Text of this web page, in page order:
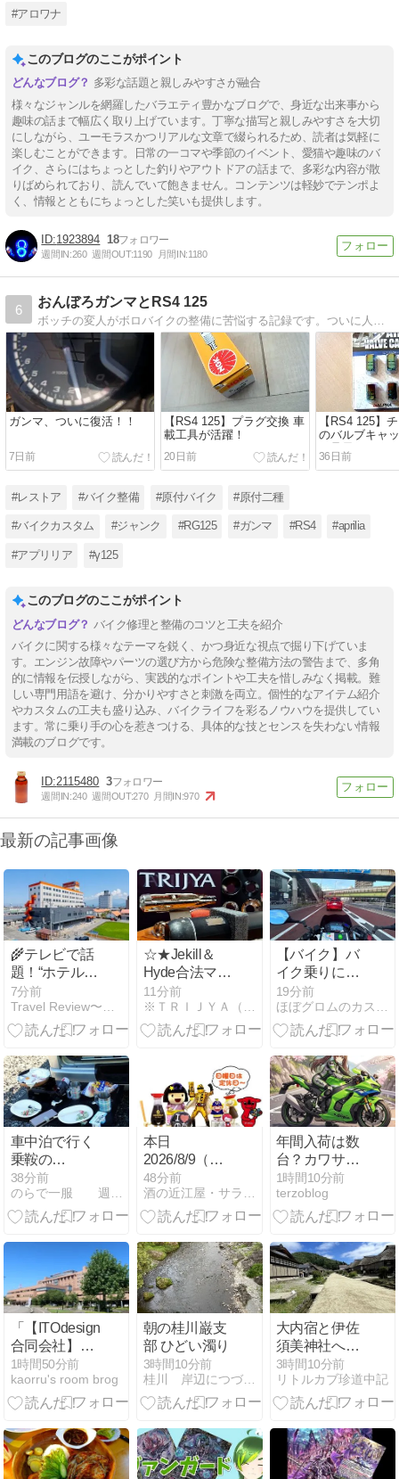
#アロワナ
このブログのここがポイント
多彩な話題と親しみやすさが融合
様々なジャンルを網羅したバラエティ豊かなブログで、身近な出来事から
趣味の話まで幅広く取り上げています。丁寧な描写と親しみやすさを大切
にしながら、ユーモラスかつリアルな文章で綴られるため、読者は気軽に
楽しむことができます。日常の一コマや季節のイベント、愛猫や趣味のバ
イク、さらにはちょっとした釣りやアウトドアの話まで、多彩な内容が散
りばめられており、読んでいて飽きません。コンテンツは軽妙でテンポよ
く、情報とともにちょっとした笑いも提供します。
1923894 18
週間IN:260 週間OUT:1190 月間IN:1180
6
おんぼろガンマとRS4 125
ガンマ、ついに復活！！
7日前
【RS4 125】プラグ交換 車
載工具が活躍！
20日前
【RS4 125】
のバルブキャ
な足元に！
36日前
#レストア #バイク整備 #原付バイク #原付二種
#バイクカスタム #ジャンク #RG125 #ガンマ #RS4 #aprilia
#アプリリア #γ125
このブログのここがポイント
バイク修理と整備のコツと工夫を紹介
バイクに関する様々なテーマを鋭く、かつ身近な視点で掘り下げていま
す。エンジン故障やパーツの選び方から危険な整備方法の警告まで、多角
的に情報を伝授しながら、実践的なポイントや工夫を惜しみなく掲載。難
しい専門用語を避け、分かりやすさと刺激を両立。個性的なアイテム紹介
やカスタムの工夫も盛り込み、バイクライフを彩るノウハウを提供してい
ます。常に乗り手の心を惹きつける、具体的な技とセンスを失わない情報
満載のブログです。
2115480 3
週間IN:240 週間OUT:270 月間IN:970
最新の記事画像
🌾テレビで話
題！“ホテルた
いよう農園 西
条”を調べてみ
たら…想像以
園”だった
7分前
☆★Jekill＆
Hyde合法マフ
ラーの進化が
止まらな
い・・・・
11分前
【バイク】バ
イク乗りに贈
って外さない
物！予算別の
選び方！
19分前
車中泊で行く
乗鞍の
旅・・・最終
回
38分前
のらで一服 週末百姓物語と鉄の庵生活
本日
2026/8/9（日）
は店頭の定休
日～【自動投
稿】
48分前
酒の近江屋・サラダ館・ハートランド通販のとほほ日記！
年間入荷は数
台？カワサキ
プラザで知っ
た最高峰リッ
ターSS供給不
1時間10分前
terzoblog
「【ITOdesigns
合同会社】特
定建築物の定
期調査を実施
させて頂いて
内病院様の建
物とヒポクラ
テスの木の写
1時間50分前
kaorru's room brog
朝の桂川巌支
部 ひどい濁り
3時間10分前
桂川 岸辺につづく牧野原
大内宿と伊佐
須美神社へ参
拝して帰る
3時間10分前
リトルカブ珍道中記